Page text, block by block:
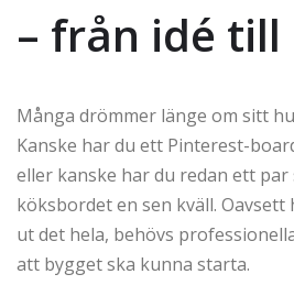
– från idé
Många drömmer länge om sitt
Kanske har du ett Pinterest-
eller kanske har du redan ett par
köksbordet en sen kväll.
ut det hela, behövs
att bygget ska kunna starta.